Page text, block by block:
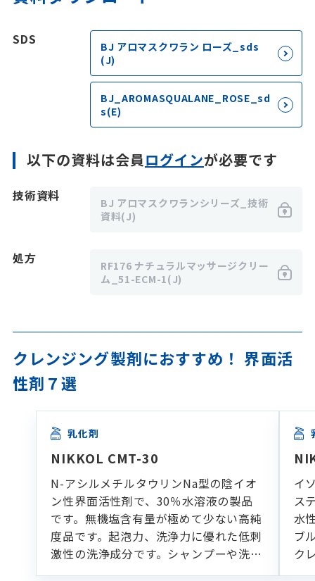
SDS
BJ アロマスクワラン ローズ_sds
(J)
BJ_AROMASQUALANE_ROSE_sd
s(E)
以下の資料は会員ログインが必要です
技術資料
BJ アロマスクワランシリーズ_技術
資料(J)
処方
RF176 ナチュラルマッサージクリー
ム_51-ECM-1(J)
クレンジング製剤におすすめ！ 界面活
性剤７選
乳化剤
NIKKOL CMT-30
N-アシルメチルタウリンNa型の陰イオ
ン性界面活性剤で、30％水溶液の製品
です。無機塩含有量が極めて少ない高純
度品です。起泡力、洗浄力に優れた低刺
激性の洗浄成分です。シャンプーや洗顔
フォームなどの各種洗浄製剤に適してい
イ
ス
水
ブ
ク